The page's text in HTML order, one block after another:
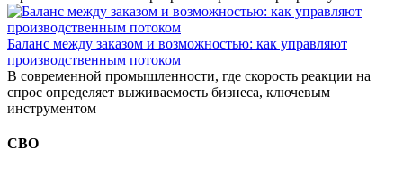
Баланс между заказом и возможностью: как управляют
производственным потоком
В современной промышленности, где скорость реакции на
спрос определяет выживаемость бизнеса, ключевым
инструментом
СВО